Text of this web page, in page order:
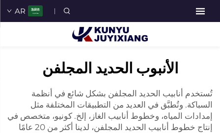
AR
الأنبوب الحديد المجلفن
تُستخدم أنابيب الحديد المجلفن بشكل شائع في أنظمة
السباكة. وتُطبَّق في العديد من التطبيقات المختلفة مثل
إمدادات المياه، وخطوط أنابيب الغاز، إلخ. كونيو، متخصص في
إنتاج خطوط أنابيب الحديد المجلفن، لدينا أكثر من 20 عامًا